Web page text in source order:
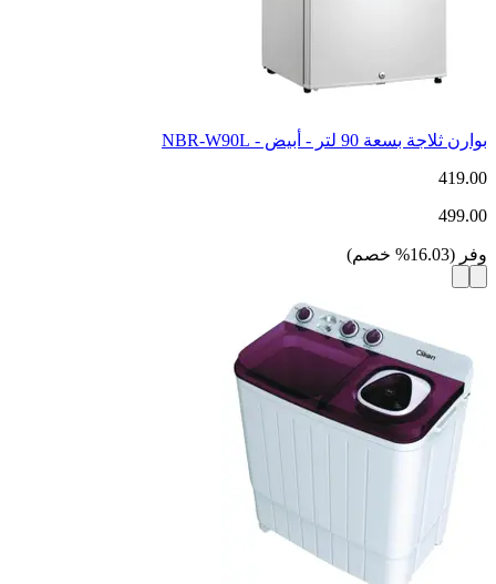
بوارن ثلاجة بسعة 90 لتر - أبيض - NBR-W90L
419.00
499.00
وفر (
16.03
% خصم)